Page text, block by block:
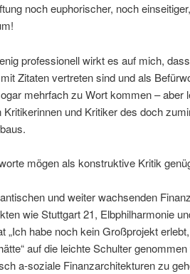
noch euphorischer, noch
professionell wirkt es auf mich,
Zitaten vertreten sind und als
mehrfach zu Wort kommen – aber
Kritikerinnen und Kritiker des doch
mögen als konstruktive Kritik
und weiter wachsenden
wie Stuttgart 21, Elbphilharmonie
„Ich habe noch kein Großprojekt
auf die leichte Schulter
a-soziale Finanzarchitekturen zu